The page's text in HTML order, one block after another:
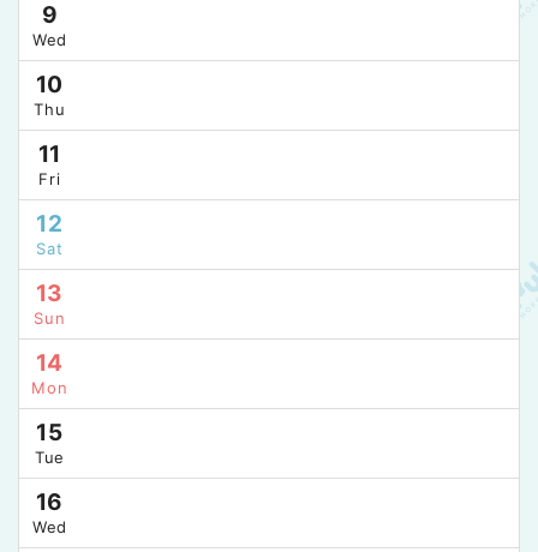
9
Wed
10
Thu
11
Fri
12
Sat
13
Sun
14
Mon
15
Tue
16
Wed